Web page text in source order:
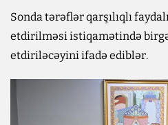
Sonda tərəflər qarşılıqlı
etdirilməsi istiqamətində
etdiriləcəyini ifadə ediblər.